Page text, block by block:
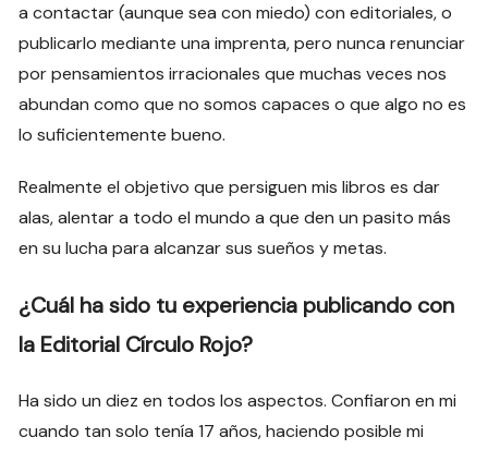
a contactar (aunque sea con miedo) con editoriales, o
publicarlo mediante una imprenta, pero nunca renunciar
por pensamientos irracionales que muchas veces nos
abundan como que no somos capaces o que algo no es
lo suficientemente bueno.
Realmente el objetivo que persiguen mis libros es dar
alas, alentar a todo el mundo a que den un pasito más
en su lucha para alcanzar sus sueños y metas.
¿Cuál ha sido tu experiencia publicando con
la Editorial Círculo Rojo?
Ha sido un diez en todos los aspectos. Confiaron en mi
cuando tan solo tenía 17 años, haciendo posible mi